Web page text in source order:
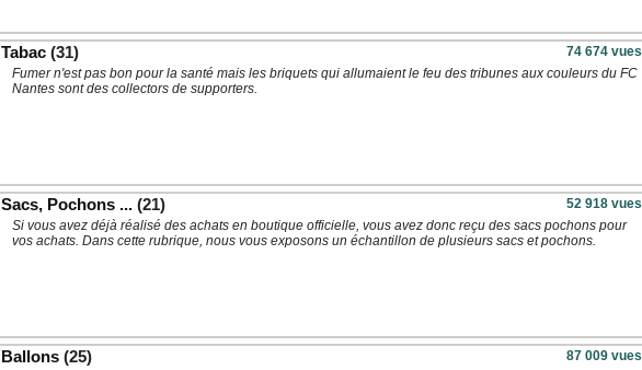
Tabac (31) 74 674 vues
Fumer n'est pas bon pour la santé mais les briquets qui allumaient le feu des tribunes aux couleurs du FC
Nantes sont des collectors de supporters.
Sacs, Pochons ... (21) 52 918 vues
Si vous avez déjà réalisé des achats en boutique officielle, vous avez donc reçu des sacs pochons pour
vos achats. Dans cette rubrique, nous vous exposons un échantillon de plusieurs sacs et pochons.
Ballons (25) 87 009 vues